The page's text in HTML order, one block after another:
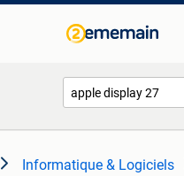
Informatique & Logiciels